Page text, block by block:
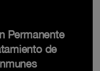
Permanente
de